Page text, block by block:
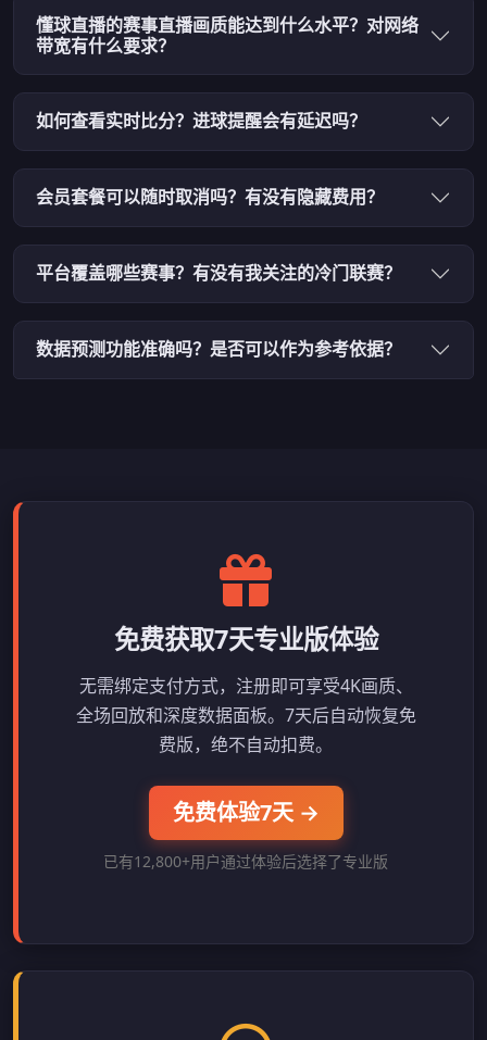
懂球直播的赛事直播画质能达到什么水平？对网络
带宽有什么要求？
如何查看实时比分？进球提醒会有延迟吗？
会员套餐可以随时取消吗？有没有隐藏费用？
平台覆盖哪些赛事？有没有我关注的冷门联赛？
数据预测功能准确吗？是否可以作为参考依据？
免费获取7天专业版体验
无需绑定支付方式，注册即可享受4K画质、
全场回放和深度数据面板。7天后自动恢复免
费版，绝不自动扣费。
免费体验7天 →
已有12,800+用户通过体验后选择了专业版